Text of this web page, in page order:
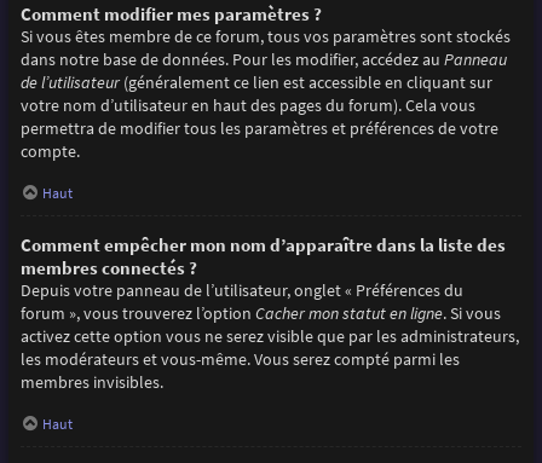
Comment modifier mes paramètres ?
Si vous êtes membre de ce forum, tous vos paramètres sont stockés
dans notre base de données. Pour les modifier, accédez au Panneau
de l’utilisateur(généralement ce lien est accessible en cliquant sur
votre nom d’utilisateur en haut des pages du forum). Cela vous
permettra de modifier tous les paramètres et préférences de votre
compte.
Haut
Comment empêcher mon nom d’apparaître dans la liste des
membres connectés ?
Depuis votre panneau de l’utilisateur, onglet « Préférences du
forum », vous trouverez l’option Cacher mon statut en ligne. Si vous
activez cette option vous ne serez visible que par les administrateurs,
les modérateurs et vous-même. Vous serez compté parmi les
membres invisibles.
Haut